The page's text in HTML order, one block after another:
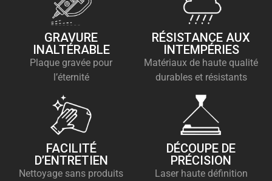
GRAVURE
INALTÉRABLE
Plaque gravée pour
l’éternité
RÉSISTANCE AUX
INTEMPÉRIES
Matériaux de haute qualité
durables et résistants
FACILITÉ
D’ENTRETIEN
Nettoyage sans produits
DÉCOUPE DE
PRÉCISION
Laser haute définition